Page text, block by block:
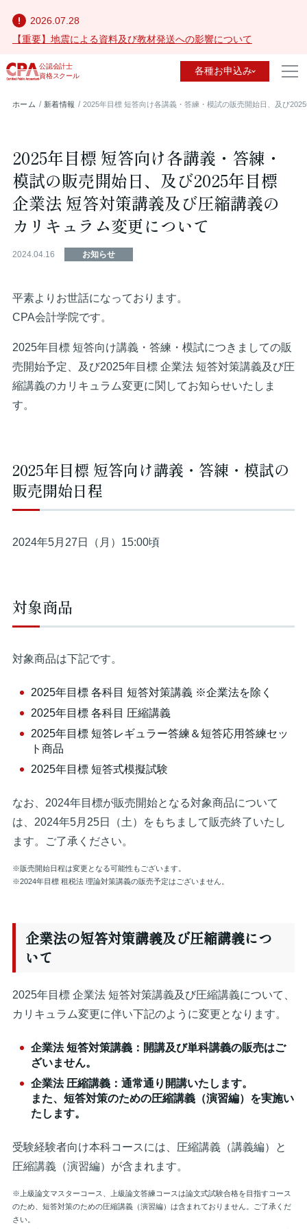
2026.07.28
【重要】地震による資料及び教材発送への影響について
公認会計士
資格スクール
各種お申込み
ホーム 新着情報 2025年目標 短答向け各講義・答練・模試の販売開始日、及び
2025年目標 短答向け各講義・答練・
模試の販売開始日、及び2025年目標
企業法 短答対策講義及び圧縮講義の
カリキュラム変更について
2024.04.16 お知らせ
平素よりお世話になっております。
CPA会計学院です。
2025年目標 短答向け講義・答練・模試につきましての販
売開始予定、及び2025年目標 企業法 短答対策講義及び圧
縮講義のカリキュラム変更に関してお知らせいたしま
す。
2025年目標 短答向け講義・答練・模試の
販売開始日程
2024年5月27日（月）15:00頃
対象商品
対象商品は下記です。
2025年目標 各科目 短答対策講義 ※企業法を除く
2025年目標 各科目 圧縮講義
2025年目標 短答レギュラー答練＆短答応用答練セッ
ト商品
2025年目標 短答式模擬試験
なお、2024年目標が販売開始となる対象商品について
は、2024年5月25日（土）をもちまして販売終了いたし
ます。ご了承ください。
※販売開始日程は変更となる可能性もございます。
※2024年目標 租税法 理論対策講義の販売予定はございません。
企業法の短答対策講義及び圧縮講義につ
いて
2025年目標 企業法 短答対策講義及び圧縮講義について、
カリキュラム変更に伴い下記のように変更となります。
企業法 短答対策講義：開講及び単科講義の販売はご
ざいません。
企業法 圧縮講義：通常通り開講いたします。
また、短答対策のための圧縮講義（演習編）を実施い
たします。
受験経験者向け本科コースには、圧縮講義（講義編）と
圧縮講義（演習編）が含まれます。
※上級論文マスターコース、上級論文答練コースは論文式試験合格を目指すコース
のため、短答対策のための圧縮講義（演習編）は含まれておりません。ご了承くだ
さい。